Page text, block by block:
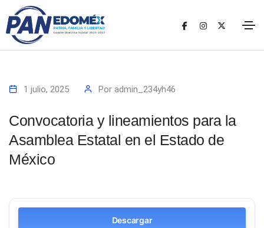
1 julio, 2025 Por admin_234yh46
Convocatoria y lineamientos para la
Asamblea Estatal en el Estado de
México
Descargar